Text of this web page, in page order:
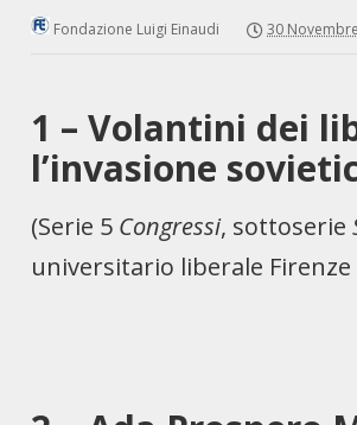
Fondazione Luigi Einaudi 30
1 – Volantini dei
l’invasione
(Serie 5 Congressi, sottoserie
universitario liberale Firenze